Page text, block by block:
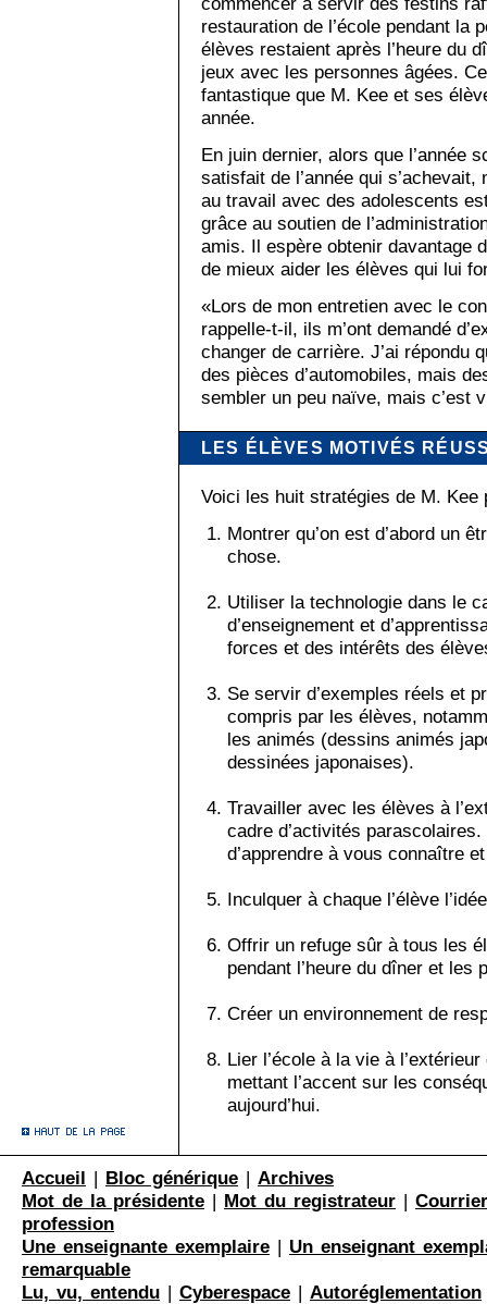
restauration de l’école pendant la
élèves restaient après l’heure du
jeux avec les personnes âgées.
fantastique que M. Kee et ses
année.
En juin dernier, alors que l’année
satisfait de l’année qui
au travail avec des adolescents
grâce au soutien de
amis. Il espère obtenir davantage
de mieux aider les élèves qui lui
«Lors de mon entretien avec le
rappelle-t-il, ils m’ont demandé
changer de carrière. J’ai répondu
des pièces d’automobiles, mais
sembler un peu naïve, mais c’est
LES ÉLÈVES MOTIVÉS
Voici les huit stratégies de M.
Montrer qu’on est d’abord un
chose.
Utiliser la technologie dans le
d’enseignement et
forces et des intérêts des
Se servir d’exemples réels et
compris par les élèves,
les animés (dessins animés
dessinées japonaises).
Travailler avec les élèves à
cadre d’activités
d’apprendre à vous connaître
Inculquer à chaque l’élève
Offrir un refuge sûr à tous les
pendant l’heure du dîner et les
Créer un environnement de
Lier l’école à la vie à
mettant l’accent sur les
aujourd’hui.
Accueil | Bloc générique | Archives
Mot de la présidente | Mot du registrateur |
profession
Une enseignante exemplaire | Un enseignant
remarquable
Lu, vu, entendu | Cyberespace | Autoréglementation